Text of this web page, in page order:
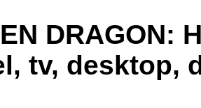
DRAGON:
tv, desktop,